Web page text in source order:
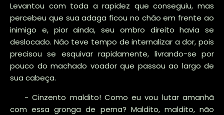
Levantou com toda a rapidez que conseguiu, mas
percebeu que sua adaga ficou no chão em frente ao
inimigo e, pior ainda, seu ombro direito havia se
deslocado. Não teve tempo de internalizar a dor, pois
precisou se esquivar rapidamente, livrando-se por
pouco do machado voador que passou ao largo de
sua cabeça.
- Cinzento maldito! Como eu vou lutar amanhã
com essa gronga de perna? Maldito, maldito, não